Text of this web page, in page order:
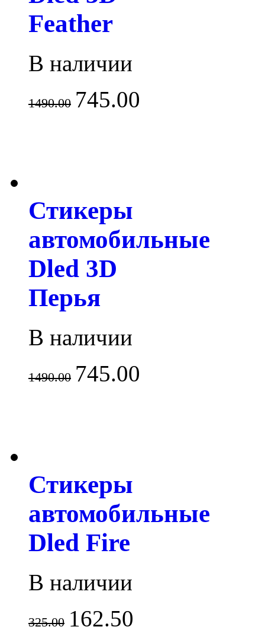
Feather
В наличии
1490.00 745.00
Стикеры
автомобильные
Dled 3D
Перья
В наличии
1490.00 745.00
Стикеры
автомобильные
Dled Fire
В наличии
325.00 162.50